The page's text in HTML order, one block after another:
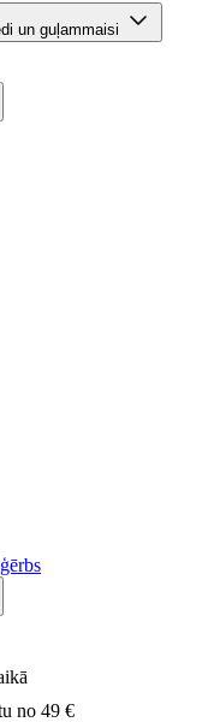
un guļammaisi
no 49 €